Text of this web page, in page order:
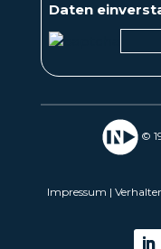
Daten
©
Impressum |